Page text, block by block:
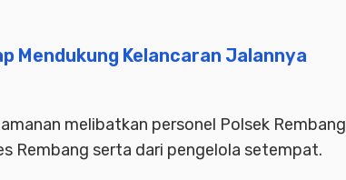
Mendukung Kelancaran Jalannya
melibatkan personel Polsek Rembang
Rembang serta dari pengelola setempat.